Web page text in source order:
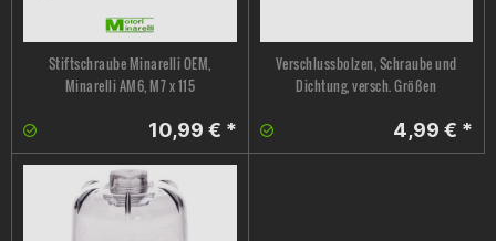
Stiftschraube Minarelli OEM,
Minarelli AM6, M7 x 115
10,99 € *
Verschlussbolzen, Schraube und
Dichtung, versch. Größen
4,99 € *